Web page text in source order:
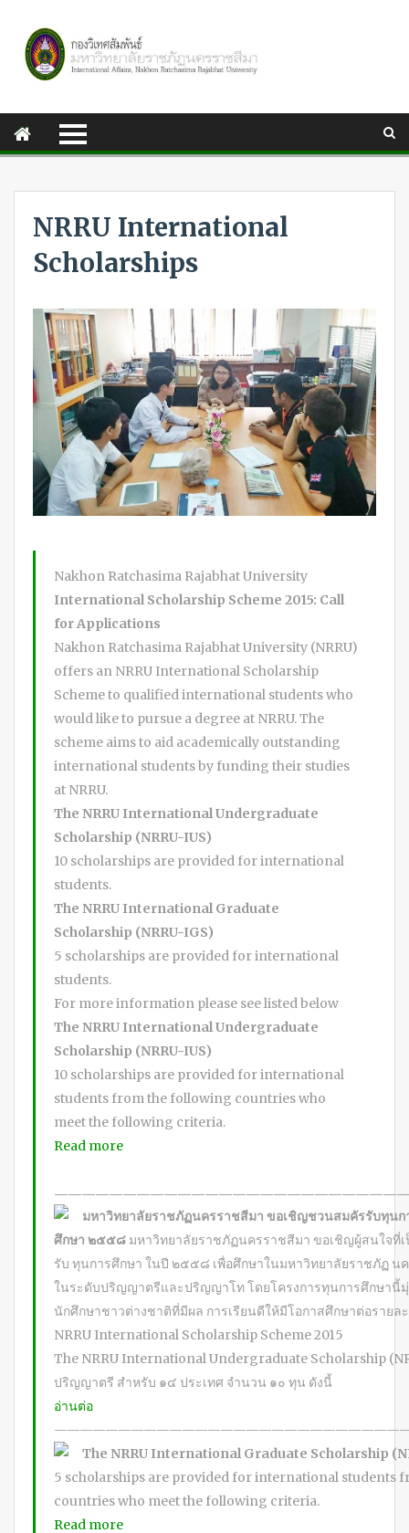
NRRU International
Scholarships
Nakhon Ratchasima Rajabhat University
International Scholarship Scheme 2015: Call
for Applications
Nakhon Ratchasima Rajabhat University (NRRU)
offers an NRRU International Scholarship
Scheme to qualified international students who
would like to pursue a degree at NRRU. The
scheme aims to aid academically outstanding
international students by funding their studies
at NRRU.
The NRRU International Undergraduate
Scholarship (NRRU-IUS)
10 scholarships are provided for international
students.
The NRRU International Graduate
Scholarship (NRRU-IGS)
5 scholarships are provided for international
students.
For more information please see listed below
The NRRU International Undergraduate
Scholarship (NRRU-IUS)
10 scholarships are provided for international
students from the following countries who
meet the following criteria.
Read more
มหาวิทยาลัยราชภัฏนครราชสีมา ขอเชิญชวนสมคัรรับทุนก
ศึกษา ๒๕๕๘ มหาวิทยาลัยราชภัฏนครราชสีมา ขอเชิญผู้สนใจที่
รับ ทุนการศึกษา ในปี ๒๕๕๘ เพื่อศึกษาในมหาวิทยาลัยราชภัฏ น
ในระดับปริญญาตรีและปริญญาโท โดยโครงการทุนการศึกษานี้มุ่
นักศึกษาชาวต่างชาติที่มีผล การเรียนดีให้มีโอกาสศึกษาต่อรายล
NRRU International Scholarship Scheme 2015
The NRRU International Undergraduate Scholarship
ปริญญาตรี สําหรับ ๑๔ ประเทศ จํานวน ๑๐ ทุน ดังนี้
อ่านต่อ
The NRRU International Graduate Scholarship
5 scholarships are provided for international students
countries who meet the following criteria.
Read more